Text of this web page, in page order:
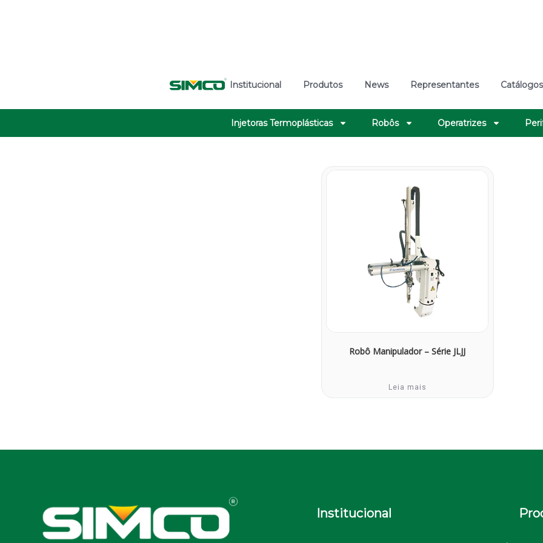
Institucional Produtos News Representantes Catálogos
Injetoras Termoplásticas Robôs Operatrizes
Robô Manipulador – Série JLJJ
Leia mais
Institucional